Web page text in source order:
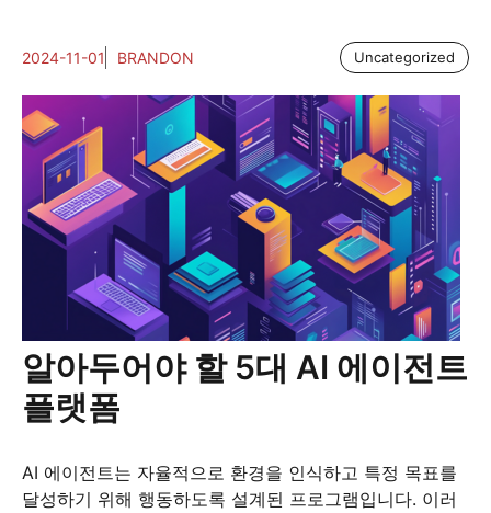
2024-11-01 BRANDON Uncategorized
알아두어야 할 5대 AI 에이전트
플랫폼
AI 에이전트는 자율적으로 환경을 인식하고 특정 목표를
달성하기 위해 행동하도록 설계된 프로그램입니다. 이러